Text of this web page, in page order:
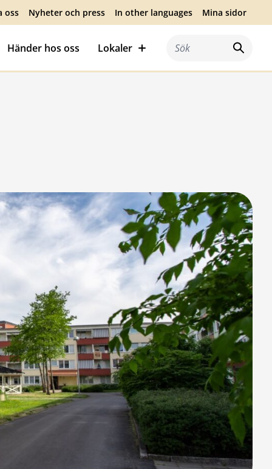
oss Nyheter och press In other languages Mina sidor
Händer hos oss Lokaler Sök efter: